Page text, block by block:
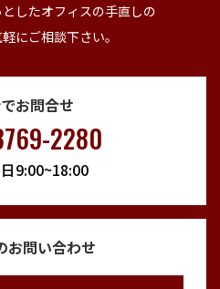
したオフィスの手直しの
にご相談下さい。
お問合せ
2280
9:00~18:00
お問い合わせ